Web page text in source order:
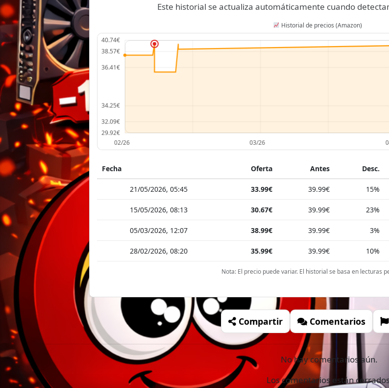
Este historial se actualiza automáticamente cuando
Historial de precios (Amazon)
Fecha Oferta Antes Desc.
21/05/2026, 05:45 33.99€ 39.99€ 15%
15/05/2026, 08:13 30.67€ 39.99€ 23%
05/03/2026, 12:07 38.99€ 39.99€ 3%
28/02/2026, 08:20 35.99€ 39.99€ 10%
Nota: El precio puede variar. El historial se basa en lecturas
Compartir Comentarios
No hay comentarios aún.
Los comentarios están